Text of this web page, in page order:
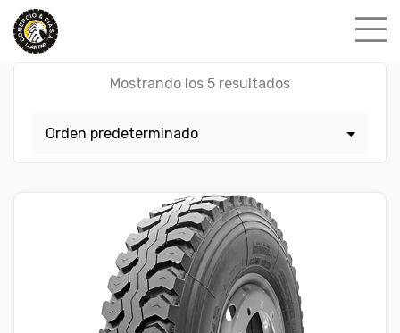
Skip
content
Mostrando los 5 resultados